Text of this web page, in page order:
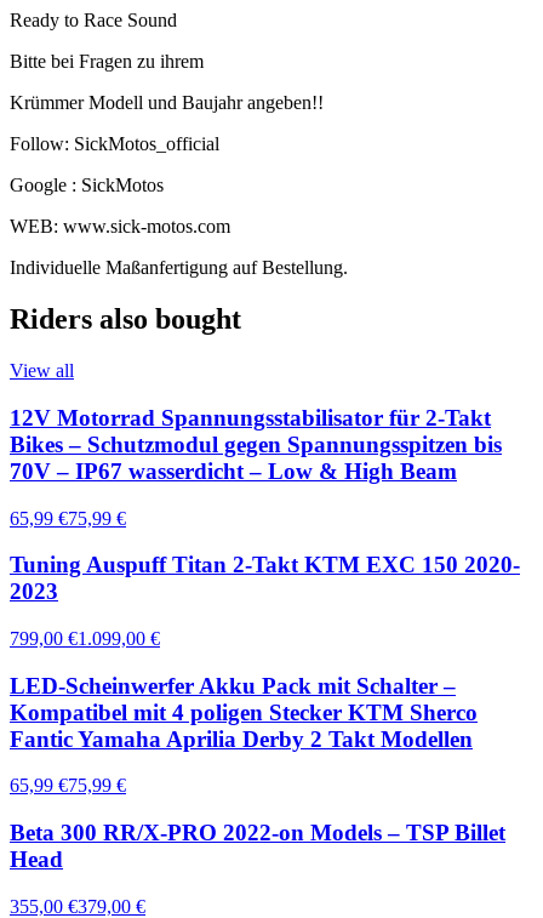
Ready to Race Sound
Bitte bei Fragen zu ihrem
Krümmer Modell und Baujahr angeben!!
Follow: SickMotos_official
Google : SickMotos
WEB: www.sick-motos.com
Individuelle Maßanfertigung auf Bestellung.
Riders also bought
View all
12V Motorrad Spannungsstabilisator für 2-Takt
Bikes – Schutzmodul gegen Spannungsspitzen bis
70V – IP67 wasserdicht – Low & High Beam
65,99 €75,99 €
Tuning Auspuff Titan 2-Takt KTM EXC 150 2020-
2023
799,00 €1.099,00 €
LED-Scheinwerfer Akku Pack mit Schalter –
Kompatibel mit 4 poligen Stecker KTM Sherco
Fantic Yamaha Aprilia Derby 2 Takt Modellen
65,99 €75,99 €
Beta 300 RR/X-PRO 2022-on Models – TSP Billet
Head
355,00 €379,00 €